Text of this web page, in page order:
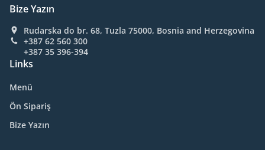
Bize Yazın
Rudarska do br. 68, Tuzla 75000, Bosnia and Herzegovina
+387 62 560 300
+387 35 396-394
Links
Menü
Ön Sipariş
Bize Yazın